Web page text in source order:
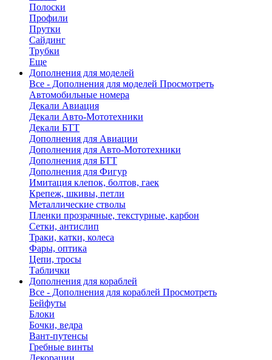
Полоски
Профили
Прутки
Сайдинг
Трубки
Еще
Дополнения для моделей
Все - Дополнения для моделей Просмотреть
Автомобильные номера
Декали Авиация
Декали Авто-Мототехники
Декали БТТ
Дополнения для Авиации
Дополнения для Авто-Мототехники
Дополнения для БТТ
Дополнения для Фигур
Имитация клепок, болтов, гаек
Крепеж, шкивы, петли
Металлические стволы
Пленки прозрачные, текстурные, карбон
Сетки, антислип
Траки, катки, колеса
Фары, оптика
Цепи, тросы
Таблички
Дополнения для кораблей
Все - Дополнения для кораблей Просмотреть
Бейфуты
Блоки
Бочки, ведра
Вант-путенсы
Гребные винты
Декорации